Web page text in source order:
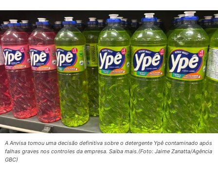
A Anvisa tomou uma decisão definitiva sobre o detergente Ypê contaminado após
falhas graves nos controles da empresa. Saiba mais.(Foto: Jaime Zanatta/Agência
GBC)